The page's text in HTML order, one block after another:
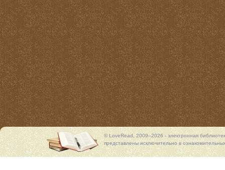
© LoveRead, 2009–2026 - электронная
представлены исключительно в